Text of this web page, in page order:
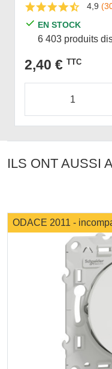
4,9
EN STOCK
6 403 produits
2,40 € TTC
ILS ONT AUSSI
ODACE 2011 -